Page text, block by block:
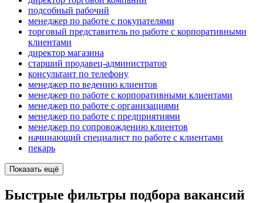
подсобный рабочий
менеджер по работе с покупателями
торговый представитель по работе с корпоративными
клиентами
директор магазина
старший продавец-администратор
консультант по телефону
менеджер по ведению клиентов
менеджер по работе с корпоративными клиентами
менеджер по работе с организациями
менеджер по работе с предприятиями
менеджер по сопровождению клиентов
начинающий специалист по работе с клиентами
пекарь
Показать ещё
Быстрые фильтры подбора вакансий